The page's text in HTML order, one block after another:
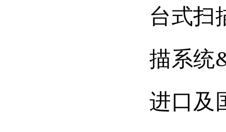
台式扫
描系统
进口及